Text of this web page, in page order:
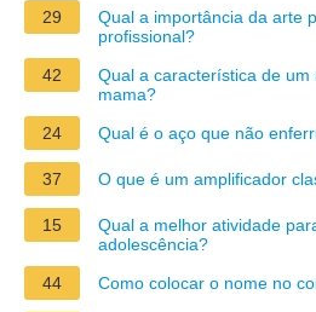
29
Qual a importância da arte
profissional?
42
Qual a característica de um
mama?
24
Qual é o aço que não
37 O que é um amplificador
15
Qual a melhor atividade
adolescência?
44
Como colocar o nome no